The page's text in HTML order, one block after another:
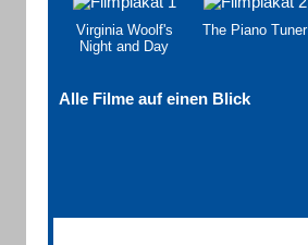
Virginia Woolf's
Night and Day
The Piano Tuner
Alle Filme auf einen Blick